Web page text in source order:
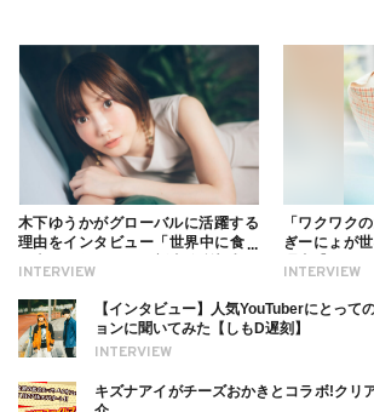
INTERVIEW
木下ゆうかがグローバルに活躍する
理由をインタビュー「世界中に食べ
ついても
INTERVIEW
「ワクワク
ぎーにょが
INTERVIEW
【インタビュー】人気YouTuberにとって
ョンに聞いてみた【しもD遅刻】
キズナアイがチーズおかきとコラボ!クリ